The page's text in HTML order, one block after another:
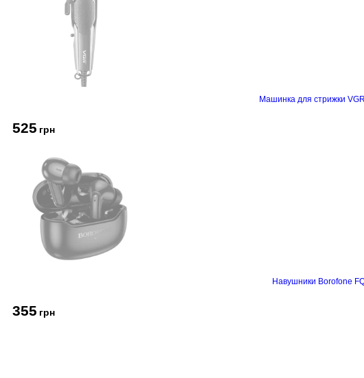
Машинка для стрижки
525 грн
Навушники Borofone
355 грн